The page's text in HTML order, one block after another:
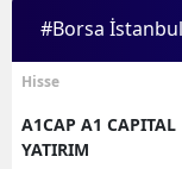
#Borsa
Hisse
A1CAP A1 CAPITAL
YATIRIM